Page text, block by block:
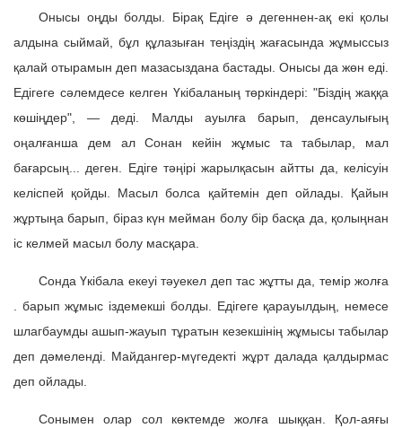
Онысы оңды болды. Бірақ Едіге ә дегеннен-ақ екі қолы
алдына сыймай, бұл құлазыған теңіздің жағасында жұмыссыз
қалай отырамын деп мазасыздана бастады. Онысы да жөн еді.
Едігеге сәлемдесе келген Үкібаланың төркіндері: "Біздің жаққа
көшіңдер", — деді. Малды ауылға барып, денсаулығың
оңалғанша дем ал Сонан кейін жұмыс та табылар, мал
бағарсың... деген. Едіге тәңірі жарылқасын айтты да, келісуін
келіспей қойды. Масыл болса қайтемін деп ойлады. Қайын
жұртыңа барып, біраз күн мейман болу бір басқа да, қолыңнан
іс келмей масыл болу масқара.
Сонда Үкібала екеуі тәуекел деп тас жұтты да, темір жолға
. барып жұмыс іздемекші болды. Едігеге қарауылдың, немесе
шлагбаумды ашып-жауып тұратын кезекшінің жұмысы табылар
деп дәмеленді. Майдангер-мүгедекті жұрт далада қалдырмас
деп ойлады.
Сонымен олар сол көктемде жолға шыққан. Қол-аяғы